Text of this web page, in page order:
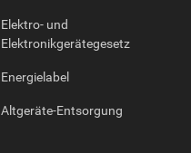
Elektro- und
Elektronikgerätegesetz
Energielabel
Altgeräte-Entsorgung